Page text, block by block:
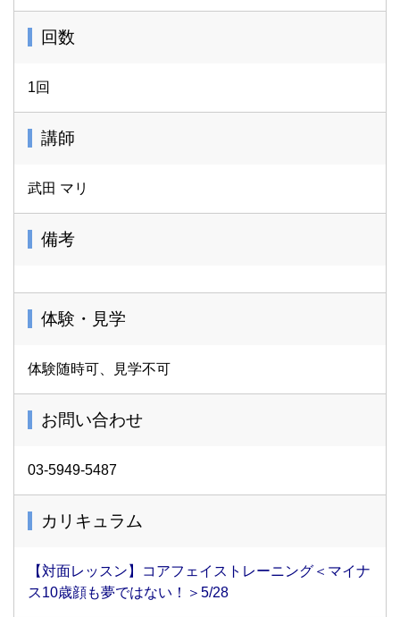
回数
1回
講師
武田 マリ
備考
体験・見学
体験随時可、見学不可
お問い合わせ
03-5949-5487
カリキュラム
【対面レッスン】コアフェイストレーニング＜マイナ
ス10歳顔も夢ではない！＞5/28